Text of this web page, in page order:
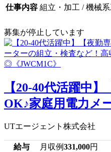
仕事内容 組立・加工 / 機械
募集が停止しています
【20-40代活躍中
OK♪家庭用電力メ
UTエージェント株式会社
給与 月収例331,000円